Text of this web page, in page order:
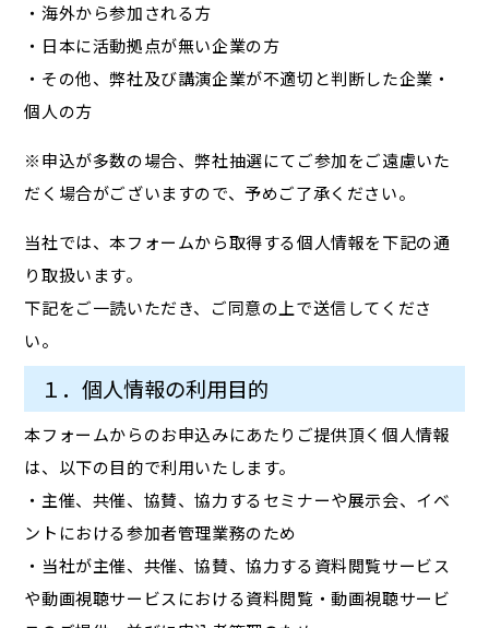
・海外から参加される方
・日本に活動拠点が無い企業の方
・その他、弊社及び講演企業が不適切と判断した企業・
個人の方
※申込が多数の場合、弊社抽選にてご参加をご遠慮いた
だく場合がございますので、予めご了承ください。
当社では、本フォームから取得する個人情報を下記の通
り取扱います。
下記をご一読いただき、ご同意の上で送信してくださ
い。
１．個人情報の利用目的
本フォームからのお申込みにあたりご提供頂く個人情報
は、以下の目的で利用いたします。
・主催、共催、協賛、協力するセミナーや展示会、イベ
ントにおける参加者管理業務のため
・当社が主催、共催、協賛、協力する資料閲覧サービス
や動画視聴サービスにおける資料閲覧・動画視聴サービ